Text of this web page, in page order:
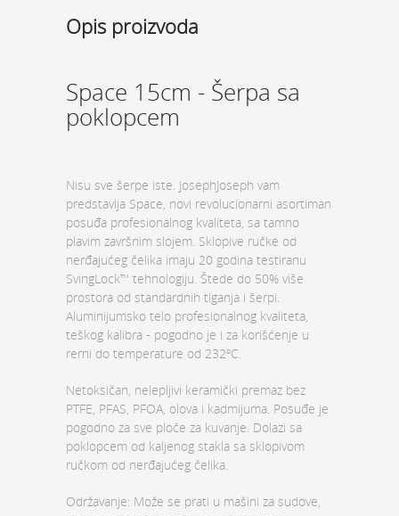
Opis proizvoda
Space 15cm - Šerpa sa
poklopcem
Nisu sve šerpe iste. JosephJoseph vam
predstavlja Space, novi revolucionarni asortiman
posuđa profesionalnog kvaliteta, sa tamno
plavim završnim slojem. Sklopive ručke od
nerđajućeg čelika imaju 20 godina testiranu
SvingLock™ tehnologiju. Štede do 50% više
prostora od standardnih tiganja i šerpi.
Aluminijumsko telo profesionalnog kvaliteta,
teškog kalibra - pogodno je i za korišćenje u
rerni do temperature od 232ºC.
Netoksičan, nelepljivi keramički premaz bez
PTFE, PFAS, PFOA, olova i kadmijuma. Posuđe je
pogodno za sve ploče za kuvanje. Dolazi sa
poklopcem od kaljenog stakla sa sklopivom
ručkom od nerđajućeg čelika.
Održavanje: Može se prati u mašini za sudove,